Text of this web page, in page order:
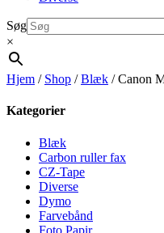
Søg
×
Hjem / Shop /Blæk / Canon
Kategorier
Blæk
Carbon ruller fax
CZ-Tape
Diverse
Dymo
Farvebånd
Foto Papir